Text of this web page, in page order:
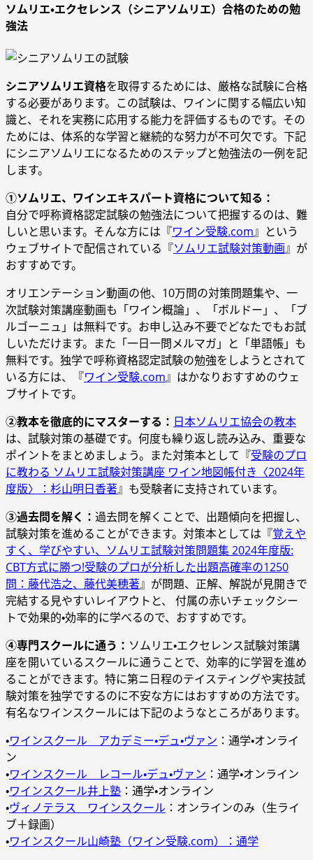
ソムリエ・エクセレンス（シニアソムリエ）合格のための勉
強法
シニアソムリエ資格を取得するためには、厳格な試験に合格
する必要があります。この試験は、ワインに関する幅広い知
識と、それを実務に応用する能力を評価するものです。その
ためには、体系的な学習と継続的な努力が不可欠です。下記
にシニアソムリエになるためのステップと勉強法の一例を記
します。
①ソムリエ、ワインエキスパート資格について知る：
自分で呼称資格認定試験の勉強法について把握するのは、難
しいと思います。そんな方には『ワイン受験.com』という
ウェブサイトで配信されている『ソムリエ試験対策動画』が
おすすめです。
オリエンテーション動画の他、10万問の対策問題集や、一
次試験対策講座動画も「ワイン概論」、「ボルドー」、「ブ
ルゴーニュ」は無料です。お申し込み不要でどなたでもお試
しいただけます。また「一日一問メルマガ」と「単語帳」も
無料です。独学で呼称資格認定試験の勉強をしようとされて
いる方には、『ワイン受験.com』はかなりおすすめのウェ
ブサイトです。
②教本を徹底的にマスターする： 日本ソムリエ協会の教本
は、試験対策の基礎です。何度も繰り返し読み込み、重要な
ポイントをまとめましょう。また対策本として『受験のプロ
に教わる ソムリエ試験対策講座 ワイン地図帳付き〈2024年
度版〉：杉山明日香著』も受験者に支持されています。
③過去問を解く： 過去問を解くことで、出題傾向を把握し、
試験対策を進めることができます。対策本としては『覚えや
すく、学びやすい、ソムリエ試験対策問題集 2024年度版:
CBT方式に勝つ!受験のプロが分析した出題高確率の1250
問：藤代浩之、藤代美穂著』が問題、正解、解説が見開きで
完結する見やすいレイアウトと、 付属の赤いチェックシー
トで効果的・効率的に学べるので、おすすめです。
④専門スクールに通う： ソムリエ・エクセレンス試験対策講
座を開いているスクールに通うことで、効率的に学習を進め
ることができます。特に第ニ日程のテイスティングや実技試
験対策を独学でするのに不安な方にはおすすめの方法です。
有名なワインスクールには下記のようなところがあります。
・ワインスクール アカデミー・デュ・ヴァン ：通学・オンライ
ン
・ワインスクール レコール・デュ・ヴァン ：通学・オンライン
・ワインスクール井上塾 ：通学・オンライン
・ヴィノテラス ワインスクール ：オンラインのみ（生ライ
ブ＋録画）
・ワインスクール山崎塾（ワイン受験.com）：通学